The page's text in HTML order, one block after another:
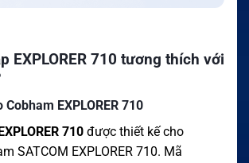
EXPLORER 710 tương thích với
Cobham EXPLORER 710
710 được thiết kế cho
SATCOM EXPLORER 710. Mã